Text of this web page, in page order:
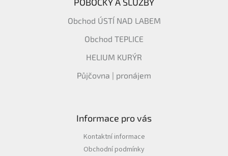
Obchod ÚSTÍ NAD LABEM
Obchod TEPLICE
HELIUM KURÝR
Půjčovna | pronájem
Informace pro vás
Kontaktní informace
Obchodní podmínky